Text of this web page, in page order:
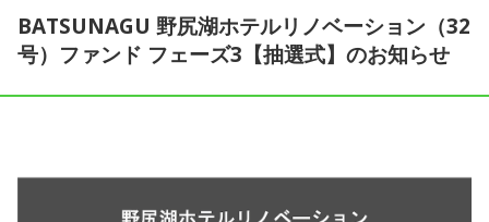
初めての方へ よくある質問
お問い合わせ
BATSUNAGU 野尻湖ホテルリノベーション（32
号）ファンド フェーズ3【抽選式】のお知らせ